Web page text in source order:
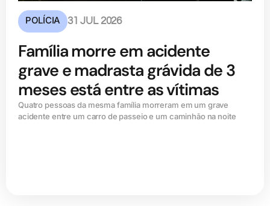
POLÍCIA 31 JUL 2026
Família morre em acidente
grave e madrasta grávida de 3
meses está entre as vítimas
Quatro pessoas da mesma família morreram em um grave
acidente entre um carro de passeio e um caminhão na noite